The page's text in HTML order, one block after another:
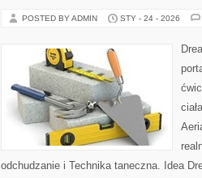
POSTED BY ADMIN STY - 24 - 2026
odchudzanie i Technika taneczna. Idea